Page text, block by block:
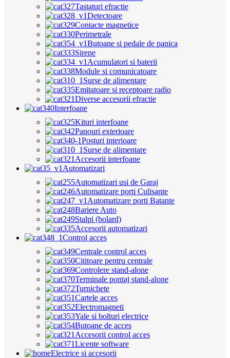
Tastaturi efractie
Detectoare
Contacte magnetice
Perimetrale
Butoane si pedale de panica
Sirene
Acumulatori si baterii
Module si comunicatoare
Surse de alimentare
Emitatoare si receptoare radio
Diverse accesorii efractie
Interfoane
Kituri interfoane
Panouri exterioare
Posturi interioare
Surse de alimentare
Accesorii interfoane
Automatizari
Automatizari usi de Garaj
Automatizare porti Culisante
Automatizare porti Batante
Bariere Auto
Stalpi (bolard)
Accesorii automatizari
Control acces
Centrale control acces
Cititoare pentru centrale
Controlere stand-alone
Terminale pontaj stand-alone
Turnichete
Cartele acces
Electromagneti
Yale si bolturi electrice
Butoane de acces
Accesorii control acces
Licente software
Electrice si accesorii